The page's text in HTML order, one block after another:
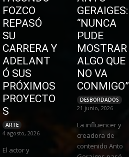
FOZCO
REPASÓ
SU
CARRERA Y
ADELANT
Ó SUS
PRÓXIMOS
PROYECTO
S
ARTE
4 agosto, 2026
El actor y
GERAIGES:
“NUNCA
PUDE
MOSTRAR
ALGO QUE
NO VA
CONMIGO”
DESBORDADOS
21 junio, 2026
La influencer y
creadora de
contenido Anto